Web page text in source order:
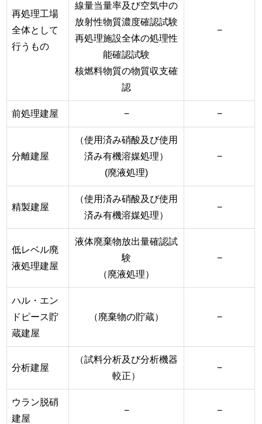
再処理工場
全体として
行うもの
線量当量率及び空気中の
放射性物質濃度確認試験
再処理施設全体の処理性
能確認試験
核燃料物質の物質収支確
認
−
前処理建屋 − −
分離建屋
（使用済み硝酸及び使用
済み有機溶媒処理）
(廃液処理)
−
精製建屋
（使用済み硝酸及び使用
済み有機溶媒処理）
−
低レベル廃
液処理建屋
液体廃棄物放出量確認試
験
（廃液処理）
−
ハル・エン
ドピース貯
蔵建屋
（廃棄物の貯蔵） −
分析建屋
（試料分析及び分析機器
較正）
−
ウラン脱硝
建屋
− −